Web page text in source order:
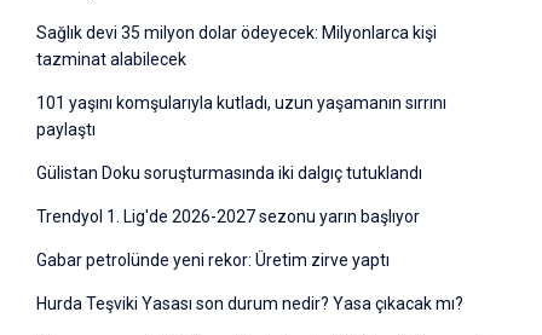
Sağlık devi 35 milyon dolar ödeyecek: Milyonlarca kişi
tazminat alabilecek
101 yaşını komşularıyla kutladı, uzun yaşamanın sırrını
paylaştı
Gülistan Doku soruşturmasında iki dalgıç tutuklandı
Trendyol 1. Lig'de 2026-2027 sezonu yarın başlıyor
Gabar petrolünde yeni rekor: Üretim zirve yaptı
Hurda Teşviki Yasası son durum nedir? Yasa çıkacak mı?